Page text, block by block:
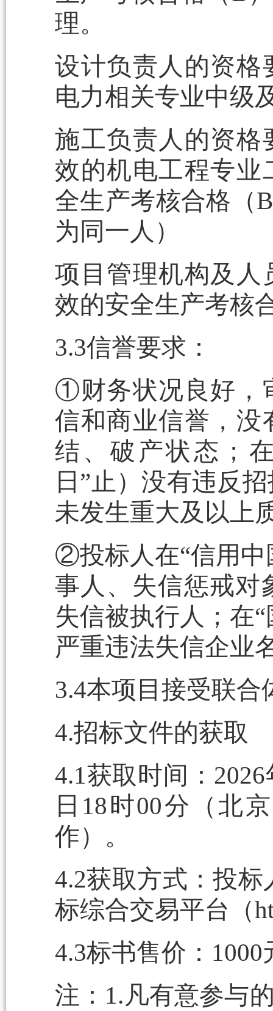
理。
设计负责人的资格
电力相关专业中级
施工负责人的资格
效的机电工程专业
全生产考核合格（
为同一人）
项目管理机构及人
效的安全生产考核
3.3信誉要求：
①财务状况良好，
信和商业信誉，没
结、破产状态；
日”止）没有违反
未发生重大及以上
②投标人在“信用中
事人、失信惩戒对
失信被执行人；在
严重违法失信企业
3.4本项目接受联合
4.招标文件的获取
4.1获取时间：
日18时00分（北
作）。
4.2获取方式：投
标综合交易平台（
4.3标书售价：
注：1.凡有意参与